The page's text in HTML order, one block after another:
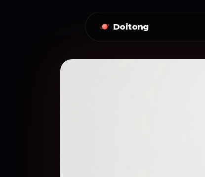
Doitong